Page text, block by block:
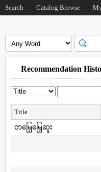
Search Catalog Browse
Recommendation
Title
တမြေ့မြေ့ဆူး